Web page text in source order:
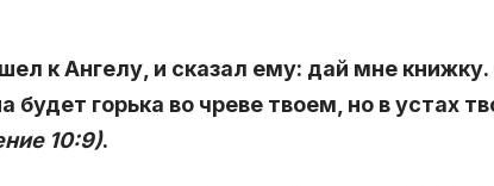
к Ангелу, и сказал ему: дай мне книжку.
будет горька во чреве твоем, но в устах
10:9).